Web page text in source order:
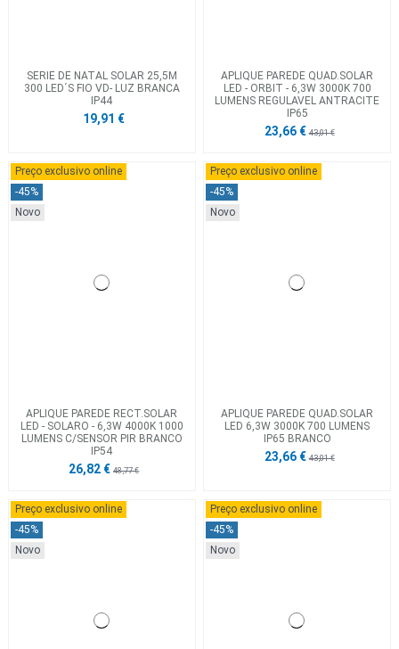
SERIE DE NATAL SOLAR 25,5M
300 LED´S FIO VD- LUZ BRANCA
IP44
19,91 €
APLIQUE PAREDE QUAD.SOLAR
LED - ORBIT - 6,3W 3000K 700
LUMENS REGULAVEL ANTRACITE
IP65
23,66 €43,01 €
Preço exclusivo online
-45%
Novo
APLIQUE PAREDE RECT.SOLAR
LED - SOLARO - 6,3W 4000K 1000
LUMENS C/SENSOR PIR BRANCO
IP54
26,82 €48,77 €
Preço exclusivo online
-45%
Novo
APLIQUE PAREDE QUAD.SOLAR
LED 6,3W 3000K 700 LUMENS
IP65 BRANCO
23,66 €43,01 €
Preço exclusivo online
-45%
Novo
Preço exclusivo online
-45%
Novo